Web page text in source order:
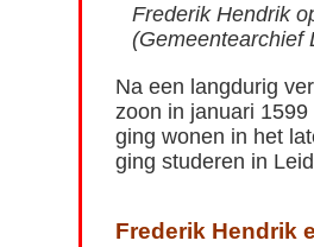
Frederik Hendrik
(Gemeentearchief
Na een langdurig
zoon in januari
ging wonen in het
ging studeren in
Frederik Hendrik